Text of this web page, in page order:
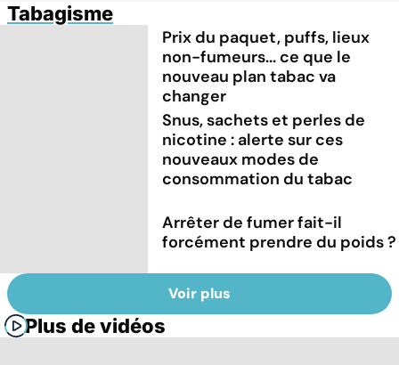
Tabagisme
Prix du paquet, puffs, lieux
non-fumeurs... ce que le
nouveau plan tabac va
changer
Snus, sachets et perles de
nicotine : alerte sur ces
nouveaux modes de
consommation du tabac
Arrêter de fumer fait-il
forcément prendre du poids ?
Voir plus
Plus de vidéos